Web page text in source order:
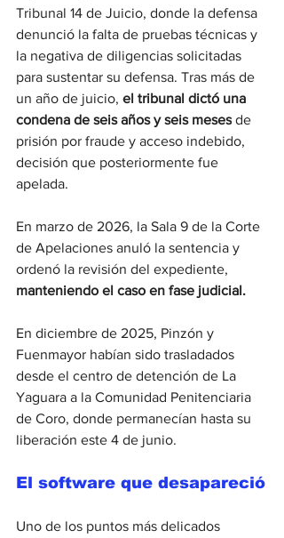
Tribunal 14 de Juicio, donde la defensa
denunció la falta de pruebas técnicas y
la negativa de diligencias solicitadas
para sustentar su defensa. Tras más de
un año de juicio, el tribunal dictó una
condena de seis años y seis meses de
prisión por fraude y acceso indebido,
decisión que posteriormente fue
apelada.
En marzo de 2026, la Sala 9 de la Corte
de Apelaciones anuló la sentencia y
ordenó la revisión del expediente,
manteniendo el caso en fase judicial.
En diciembre de 2025, Pinzón y
Fuenmayor habían sido trasladados
desde el centro de detención de La
Yaguara a la Comunidad Penitenciaria
de Coro, donde permanecían hasta su
liberación este 4 de junio.
El software que desapareció
Uno de los puntos más delicados